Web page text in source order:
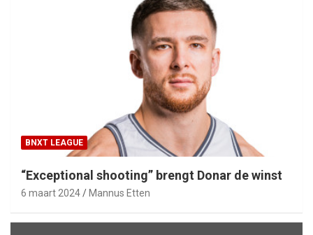
BNXT LEAGUE
“Exceptional shooting” brengt Donar de winst
6 maart 2024 Mannus Etten